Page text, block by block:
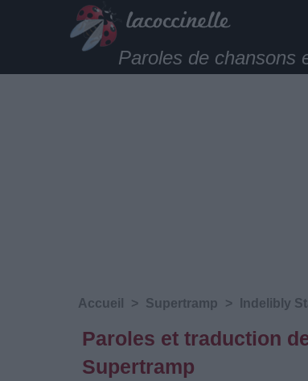
Paroles de chansons
Accueil > Supertramp > Indelibly
Paroles et traduction
Supertramp